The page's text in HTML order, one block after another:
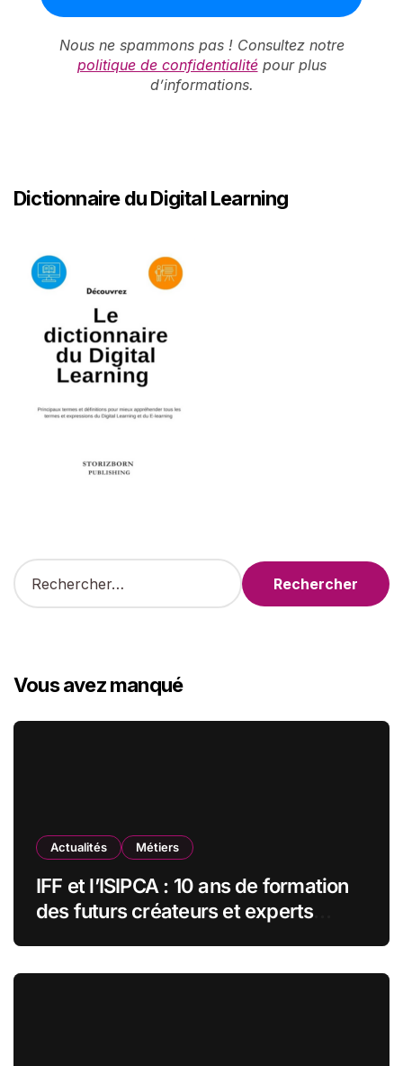
Nous ne spammons pas ! Consultez notre
politique de confidentialitépour plus
d’informations.
Dictionnaire du Digital Learning
R
e
c
e
Vous avez manqué
Actualités Métiers
IFF et l’ISIPCA : 10 ans de formation
des futurs créateurs et experts